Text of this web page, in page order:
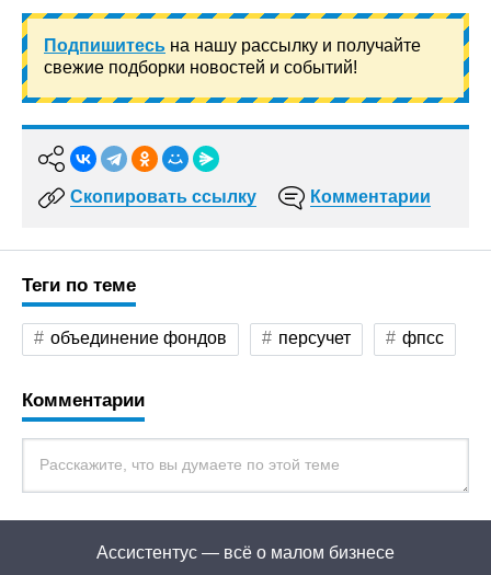
Подпишитесь на нашу рассылку и получайте
свежие подборки новостей и событий!
Скопировать ссылку Комментарии
Теги по теме
объединение фондов персучет фпсс
Комментарии
Ассистентус — всё о малом бизнесе